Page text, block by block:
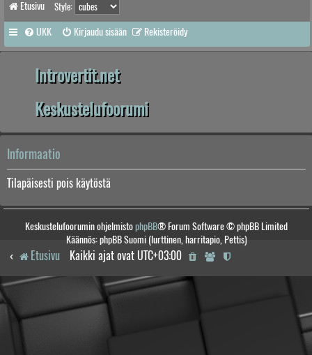
Etusivu Style:
UKK Kirjaudu sisään Rekisteröidy
Introvertit.net
Keskustelufoorumi
Informaatio
Tilapäisesti pois käytöstä
Keskustelufoorumin ohjelmistophpBB® Forum Software © phpBB Limited
Käännös: phpBB Suomi (lurttinen, harritapio, Pettis)
Etusivu Kaikki ajat ovat UTC+03:00